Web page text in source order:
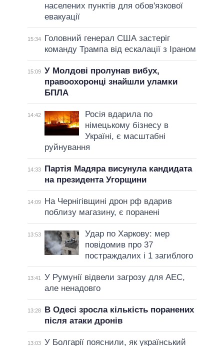
населених пунктів для обов'язкової
евакуації
15:34
Головний генерал США застеріг
команду Трампа від ескалації з Іраном
15:09 У Молдові пролунав вибух,
правоохоронці знайшли уламки
БПЛА
14:42
Росія вдарила по
німецькому бізнесу в
Україні, є масштабні
руйнування
14:33
Партія Мадяра висунула кандидата
на президента Угорщини
14:09
На Чернігівщині дрон рф вдарив
поблизу магазину, є поранені
13:53
Удар по Харкову: мер
повідомив про 37
постраждалих і 1 загиблого
13:41
У Румунії відвели загрозу для АЕС,
але ненадовго
13:28
В Одесі зросла кількість поранених
після атаки дронів
13:03 У Болгарії пояснили, як український